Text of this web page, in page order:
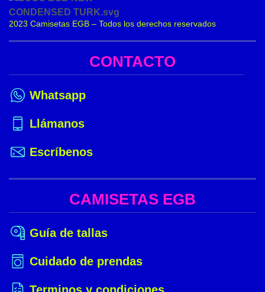
2023 Camisetas EGB – Todos los derechos reservados
CONTACTO
Whatsapp
Llámanos
Escríbenos
CAMISETAS EGB
Guía de tallas
Cuidado de prendas